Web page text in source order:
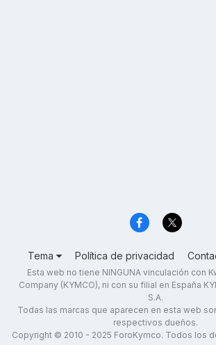
Tema Política de privacidad
Esta web no tiene NINGUNA vinculación con
Company (KYMCO), ni con su filial en España
S.A.
Todas las marcas que aparecen en esta web
respectivos dueños.
Copyright © 2010 - 2025 ForoKymco. Todos los